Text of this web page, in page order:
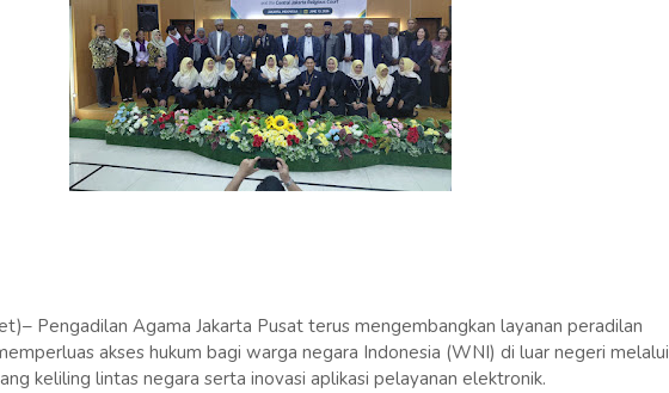
Pengadilan Agama Jakarta Pusat terus mengembangkan layanan peradilan
akses hukum bagi warga negara Indonesia (WNI) di luar negeri melalui
keliling lintas negara serta inovasi aplikasi pelayanan elektronik.